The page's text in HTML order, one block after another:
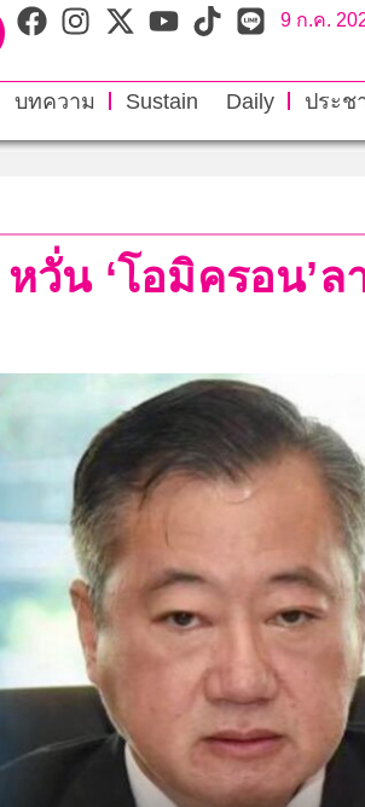
9 ก.ค.
บทความ Sustain Daily ประช
วั่น ‘โอมิครอน’